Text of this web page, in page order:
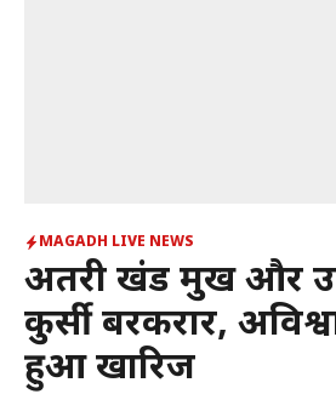
MAGADH LIVE NEWS
अतरी प्रखंड प्रमुख और
कुर्सी बरकरार,
हुआ खारिज